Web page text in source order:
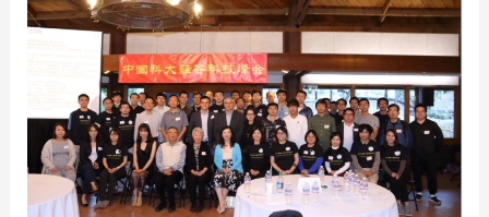
友
口
分
发